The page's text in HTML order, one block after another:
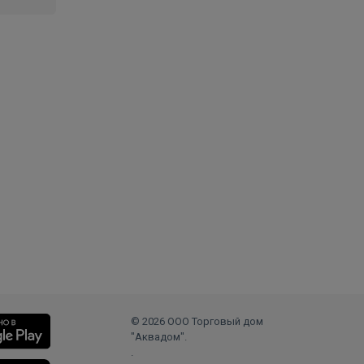
© 2026 ООО Торговый дом
"Аквадом".
.